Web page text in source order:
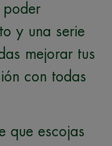
poder
y una serie
mejorar tus
con todas
que escojas